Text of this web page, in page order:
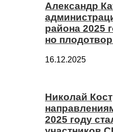
Александр
района 2025
но
16.12.2025
Николай
2025 году